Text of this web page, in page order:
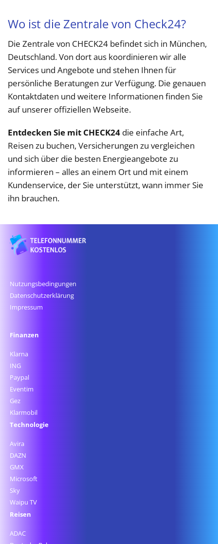
Wo ist die Zentrale von Check24?
Die Zentrale von CHECK24 befindet sich in München,
Deutschland. Von dort aus koordinieren wir alle
Services und Angebote und stehen Ihnen für
persönliche Beratungen zur Verfügung. Die genauen
Kontaktdaten und weitere Informationen finden Sie
auf unserer offiziellen Webseite.
Entdecken Sie mit CHECK24 die einfache Art,
Reisen zu buchen, Versicherungen zu vergleichen
und sich über die besten Energieangebote zu
informieren – alles an einem Ort und mit einem
Kundenservice, der Sie unterstützt, wann immer Sie
ihn brauchen.
Nutzungsbedingungen
Datenschutz­erklärung
Impressum
Finanzen
Klarna
ING
Paypal
Eventim
Gez
Klarmobil
Technologie
Avira
DAZN
GMX
Microsoft
Sky
Waipu TV
Reisen
ADAC